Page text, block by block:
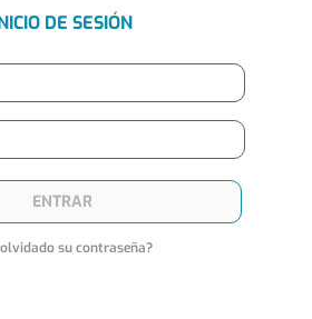
DE SESIÓN
ENTRAR
su contraseña?